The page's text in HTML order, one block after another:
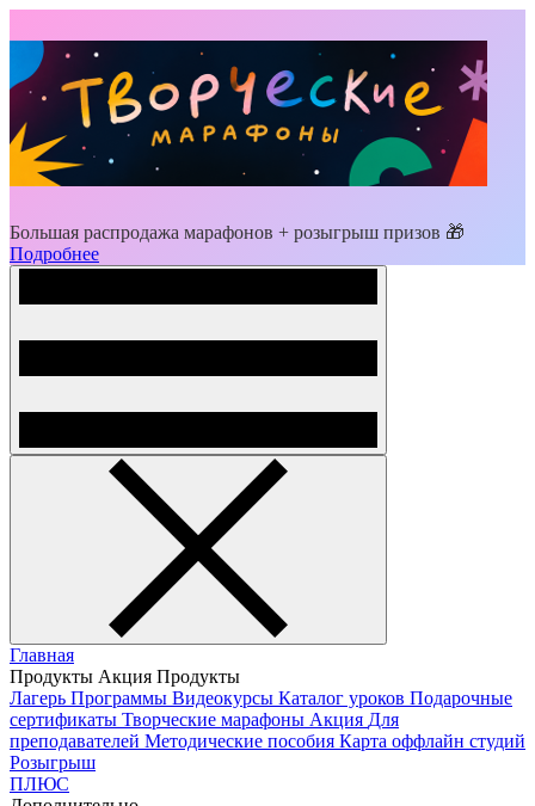
Большая распродажа марафонов + розыгрыш призов 🎁
Подробнее
Главная
Продукты Акция Продукты
Лагерь Программы Видеокурсы Каталог уроков Подарочные
сертификаты Творческие марафоны Акция Для
преподавателей Методические пособия Карта оффлайн студий
Розыгрыш
ПЛЮС